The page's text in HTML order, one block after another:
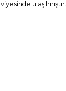
ulaşılmıştır.